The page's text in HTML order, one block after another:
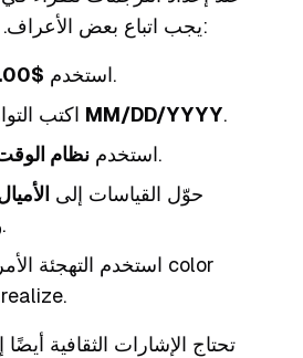
يجب اتباع بعض الأعراف. على سبيل المثال:
استخدم $10.00
للعملة.
MM/DD/YYYY.
استخدم نظام الوقت 12
.
حوّل القياسات إلى
.
color
realize.
تحتاج الإشارات الثقافية